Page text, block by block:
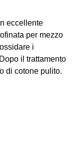
eccellente
per mezzo
i
il trattamento
di cotone pulito.